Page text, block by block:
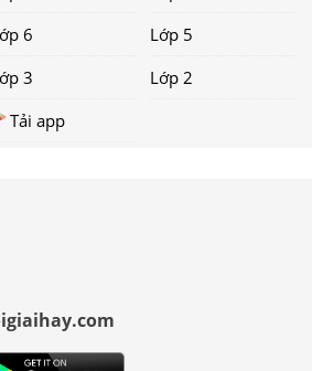
6
Lớp 5
3
Lớp 2
Tải app